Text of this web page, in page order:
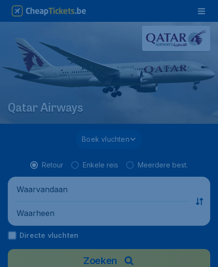
Qatar Airways
Boek vluchten
Retour Enkele reis Meerdere best.
Waarvandaan
Waarheen
Directe vluchten
Zoeken